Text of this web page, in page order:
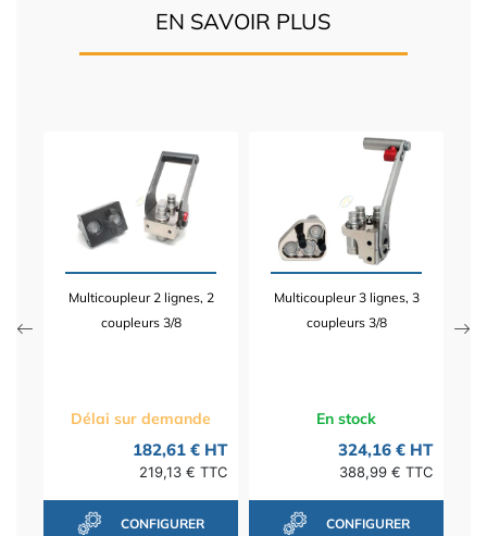
EN SAVOIR PLUS
Multicoupleur 2 lignes, 2
coupleurs 3/8
Délai sur demande
182,61 € HT
219,13 € TTC
CONFIGURER
Multicoupleur 3 lignes, 3
coupleurs 3/8
En stock
324,16 € HT
388,99 € TTC
CONFIGURER